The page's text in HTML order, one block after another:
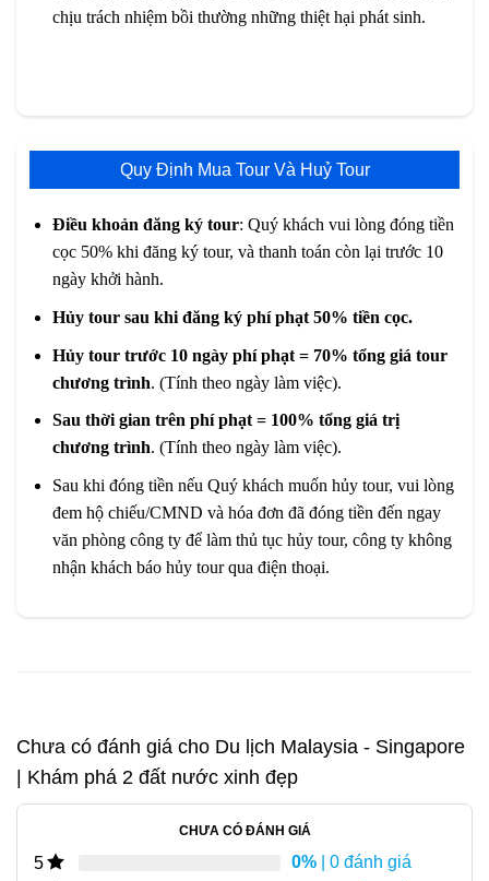
chịu trách nhiệm bồi thường những thiệt hại phát sinh.
Quy Định Mua Tour Và Huỷ Tour
Điều khoản đăng ký tour: Quý khách vui lòng đóng tiền
cọc 50% khi đăng ký tour, và thanh toán còn lại trước 10
ngày khởi hành.
Hủy tour sau khi đăng ký phí phạt 50% tiền cọc.
Hủy tour trước 10 ngày phí phạt = 70% tổng giá tour
chương trình. (Tính theo ngày làm việc).
Sau thời gian trên phí phạt = 100% tổng giá trị
chương trình. (Tính theo ngày làm việc).
Sau khi đóng tiền nếu Quý khách muốn hủy tour, vui lòng
đem hộ chiếu/CMND và hóa đơn đã đóng tiền đến ngay
văn phòng công ty để làm thủ tục hủy tour, công ty không
nhận khách báo hủy tour qua điện thoại.
Chưa có đánh giá cho Du lịch Malaysia - Singapore
| Khám phá 2 đất nước xinh đẹp
CHƯA CÓ ĐÁNH GIÁ
5 0% | 0 đánh giá